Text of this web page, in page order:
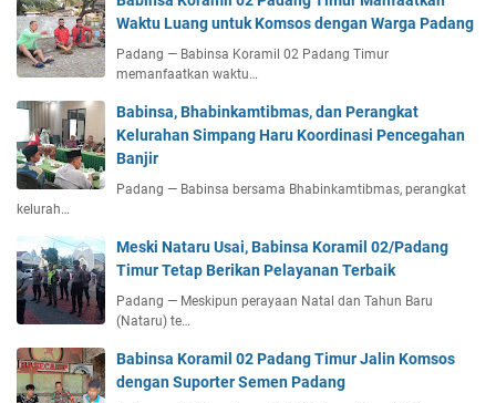
Waktu Luang untuk Komsos dengan Warga Padang
Padang — Babinsa Koramil 02 Padang Timur
memanfaatkan waktu…
Babinsa, Bhabinkamtibmas, dan Perangkat
Kelurahan Simpang Haru Koordinasi Pencegahan
Banjir
Padang — Babinsa bersama Bhabinkamtibmas, perangkat
kelurah…
Meski Nataru Usai, Babinsa Koramil 02/Padang
Timur Tetap Berikan Pelayanan Terbaik
Padang — Meskipun perayaan Natal dan Tahun Baru
(Nataru) te…
Babinsa Koramil 02 Padang Timur Jalin Komsos
dengan Suporter Semen Padang